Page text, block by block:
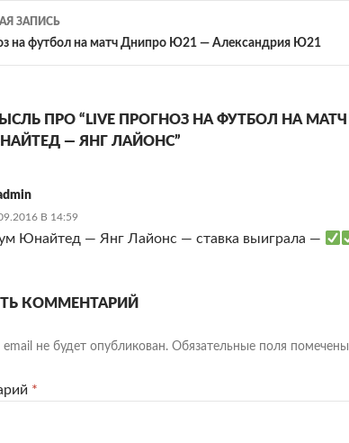
ЗАПИСЬ
на футбол на матч Днипро Ю21 — Александрия Ю21
ПРО “LIVE ПРОГНОЗ НА ФУТБОЛ НА МАТЧ
— ЯНГ ЛАЙОНС”
В 14:59
Юнайтед — Янг Лайонс — ставка выиграла —
КОММЕНТАРИЙ
не будет опубликован. Обязательные поля помечены
*